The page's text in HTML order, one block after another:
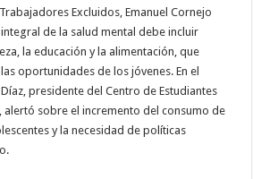
Excluidos, Emanuel Cornejo
de la salud mental debe incluir
la educación y la alimentación, que
oportunidades de los jóvenes. En el
presidente del Centro de Estudiantes
alertó sobre el incremento del consumo de
y la necesidad de políticas